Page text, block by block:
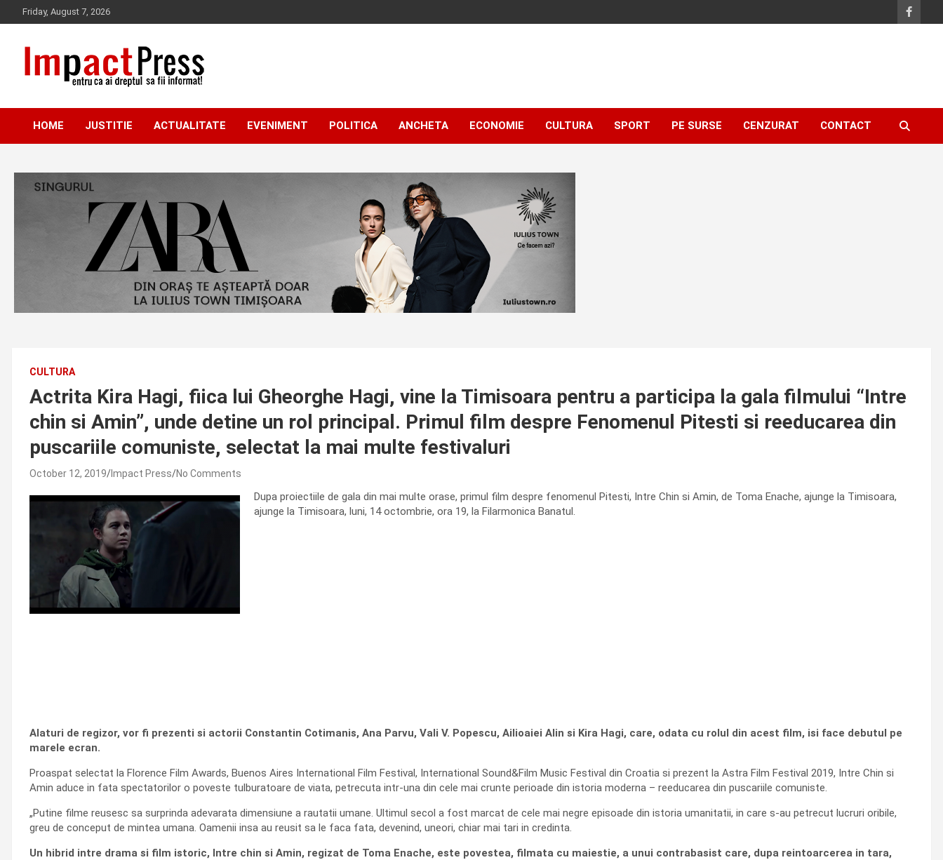
to
Friday, August 7, 2026
IMPACTPRESS
HOME JUSTITIE ACTUALITATE EVENIMENT POLITICA ANCHETA ECONOMIE CULTURA SPORT PE SURSE CENZURAT CONTACT
CULTURA
Actrita Kira Hagi, fiica lui Gheorghe Hagi, vine la Timisoara pentru a participa la gala filmului “Intre
chin si Amin”, unde detine un rol principal. Primul film despre Fenomenul Pitesti si reeducarea din
puscariile comuniste, selectat la mai multe festivaluri
October 12, 2019 Impact Press No Comments
Dupa proiectiile de gala din mai multe orase, primul film despre fenomenul Pitesti, Intre Chin si Amin, de Toma Enache, ajunge la Timisoara,
ajunge la Timisoara, luni, 14 octombrie, ora 19, la Filarmonica Banatul.
Alaturi de regizor, vor fi prezenti si actorii Constantin Cotimanis, Ana Parvu, Vali V. Popescu, Ailioaiei Alin si Kira Hagi, care, odata cu rolul din acest film, isi face debutul pe
marele ecran.
Proaspat selectat la Florence Film Awards, Buenos Aires International Film Festival, International Sound&Film Music Festival din Croatia si prezent la Astra Film Festival 2019, Intre Chin si
Amin aduce in fata spectatorilor o poveste tulburatoare de viata, petrecuta intr-una din cele mai crunte perioade din istoria moderna – reeducarea din puscariile comuniste.
„Putine filme reusesc sa surprinda adevarata dimensiune a rautatii umane. Ultimul secol a fost marcat de cele mai negre episoade din istoria umanitatii, in care s-au petrecut lucruri oribile,
greu de conceput de mintea umana. Oamenii insa au reusit sa le faca fata, devenind, uneori, chiar mai tari in credinta.
Un hibrid intre drama si film istoric, Intre chin si Amin, regizat de Toma Enache, este povestea, filmata cu maiestie, a unui contrabasist care, dupa reintoarcerea in tara,